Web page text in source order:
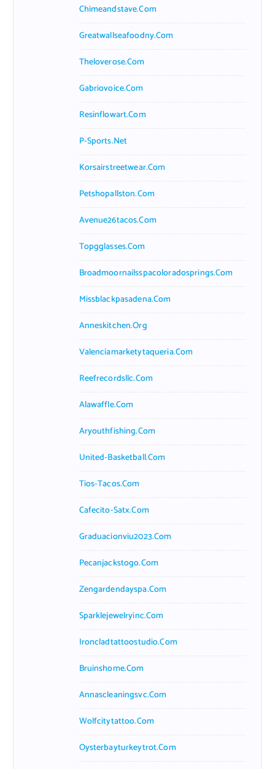
Chimeandstave.com
Greatwallseafoodny.com
Theloverose.com
Gabriovoice.com
Resinflowart.com
P-Sports.net
Korsairstreetwear.com
Petshopallston.com
Avenue26tacos.com
Topgglasses.com
Broadmoornailsspacoloradosprings.com
Missblackpasadena.com
Anneskitchen.org
Valenciamarketytaqueria.com
Reefrecordsllc.com
Alawaffle.com
Aryouthfishing.com
United-Basketball.com
Tios-Tacos.com
Cafecito-Satx.com
Graduacionviu2023.com
Pecanjackstogo.com
Zengardendayspa.com
Sparklejewelryinc.com
Ironcladtattoostudio.com
Bruinshome.com
Annascleaningsvc.com
Wolfcitytattoo.com
Oysterbayturkeytrot.com